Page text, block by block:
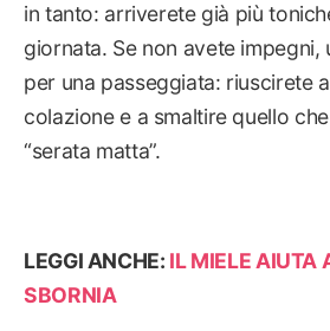
in tanto: arriverete già più
giornata. Se non avete impegni,
per una passeggiata: riuscirete
colazione e a smaltire quello
“serata matta”.
LEGGI ANCHE: IL MIELE AIUTA
SBORNIA